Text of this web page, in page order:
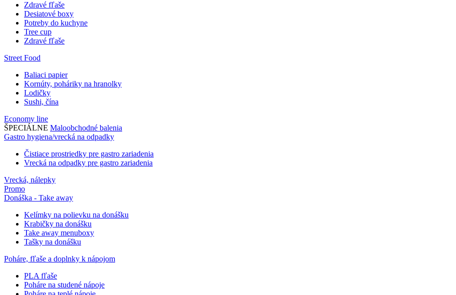
Zdravé fľaše
Desiatové boxy
Potreby do kuchyne
Tree cup
Zdravé fľaše
Street Food
Baliaci papier
Kornúty, poháriky na hranolky
Lodičky
Sushi, čína
Economy line
ŠPECIÁLNE Maloobchodné balenia
Gastro hygiena/vrecká na odpadky
Čistiace prostriedky pre gastro zariadenia
Vrecká na odpadky pre gastro zariadenia
Vrecká, nálepky
Promo
Donáška - Take away
Kelímky na polievku na donášku
Krabičky na donášku
Take away menuboxy
Tašky na donášku
Poháre, fľaše a doplnky k nápojom
PLA fľaše
Poháre na studené nápoje